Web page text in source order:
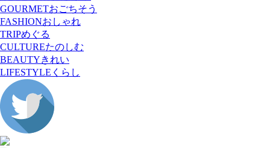
GOURMETおごちそう
FASHIONおしゃれ
TRIPめぐる
CULTUREたのしむ
BEAUTYきれい
LIFESTYLE くらし